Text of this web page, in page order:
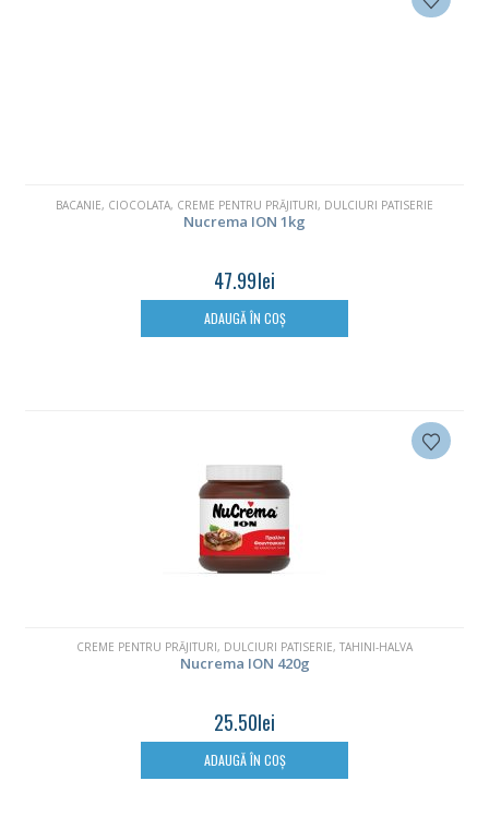
BACANIE, CIOCOLATA, CREME PENTRU PRĂJITURI, DULCIURI PATISERIE
Nucrema ION 1kg
47.99lei
ADAUGĂ ÎN COȘ
CREME PENTRU PRĂJITURI, DULCIURI PATISERIE, TAHINI-HALVA
Nucrema ION 420g
25.50lei
ADAUGĂ ÎN COȘ